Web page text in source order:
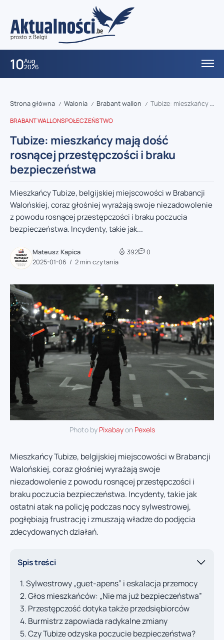
10Aug
2026
Strona główna / Walonia / Brabant wallon / Tubize: mieszkańcy mają dość rosnącej przestępczości i braku bezpieczeństwa
BRABANT WALLONSPOŁECZEŃSTWO
Tubize: mieszkańcy mają dość
rosnącej przestępczości i braku
bezpieczeństwa
Mieszkańcy Tubize, belgijskiej miejscowości w Brabancji
Walońskiej, coraz głośniej wyrażają swoje niezadowolenie
z powodu rosnącej przestępczości i braku poczucia
bezpieczeństwa. Incydenty, takie jak...
Mateusz Kapica
2025-01-06
2 min czytania
392 0
Photo by Pixabayon Pexels
Mieszkańcy Tubize, belgijskiej miejscowości w Brabancji
Walońskiej, coraz głośniej wyrażają swoje
niezadowolenie z powodu rosnącej przestępczości i
braku poczucia bezpieczeństwa. Incydenty, takie jak
ostatni atak na policję podczas nocy sylwestrowej,
pogłębiają frustrację i zmuszają władze do podjęcia
zdecydowanych działań.
Spis treści
Sylwestrowy „guet-apens” i eskalacja przemocy
Głos mieszkańców: „Nie ma już bezpieczeństwa”
Przestępczość dotyka także przedsiębiorców
Burmistrz zapowiada radykalne zmiany
Czy Tubize odzyska poczucie bezpieczeństwa?